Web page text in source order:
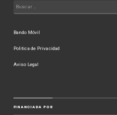
Bando Móvil
Politica de Privacidad
Aviso Legal
FINANCIADA POR